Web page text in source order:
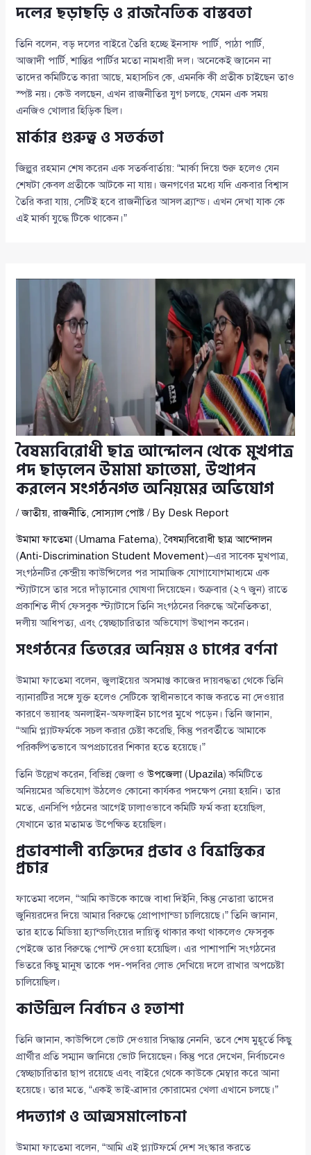
দলের ছড়াছড়ি ও রাজনৈতিক বাস্তবতা
তিনি বলেন, বড় দলের বাইরে তৈরি হচ্ছে ইনসাফ পার্টি, পাঠা পার্টি,
আজাদী পার্টি, শান্তির পার্টির মতো নামধারী দল। অনেকেই জানেন না
তাদের কমিটিতে কারা আছে, মহাসচিব কে, এমনকি কী প্রতীক চাইছেন তাও
স্পষ্ট নয়। কেউ বলছেন, এখন রাজনীতির যুগ চলছে, যেমন এক সময়
এনজিও খোলার হিড়িক ছিল।
মার্কার গুরুত্ব ও সতর্কতা
জিল্লুর রহমান শেষ করেন এক সতর্কবার্তায়: “মার্কা দিয়ে শুরু হলেও যেন
শেষটা কেবল প্রতীকে আটকে না যায়। জনগণের মধ্যে যদি একবার বিশ্বাস
তৈরি করা যায়, সেটিই হবে রাজনীতির আসল ব্র্যান্ড। এখন দেখা যাক কে
এই মার্কা যুদ্ধে টিকে থাকেন।”
বৈষম্যবিরোধী ছাত্র আন্দোলন থেকে মুখপাত্র
পদ ছাড়লেন উমামা ফাতেমা, উত্থাপন
করলেন সংগঠনগত অনিয়মের অভিযোগ
/জাতীয়,রাজনীতি,সোস্যাল পোষ্ট / By Desk Report
উমামা ফাতেমা(Umama Fatema),বৈষম্যবিরোধী ছাত্র আন্দোলন
(Anti-Discrimination Student Movement)–এর সাবেক মুখপাত্র,
সংগঠনটির কেন্দ্রীয় কাউন্সিলের পর সামাজিক যোগাযোগমাধ্যমে এক
স্ট্যাটাসে তার সরে দাঁড়ানোর ঘোষণা দিয়েছেন। শুক্রবার (২৭ জুন) রাতে
প্রকাশিত দীর্ঘ ফেসবুক স্ট্যাটাসে তিনি সংগঠনের বিরুদ্ধে অনৈতিকতা,
দলীয় আধিপত্য, এবং স্বেচ্ছাচারিতার অভিযোগ উত্থাপন করেন।
সংগঠনের ভিতরের অনিয়ম ও চাপের বর্ণনা
উমামা ফাতেমা বলেন, জুলাইয়ের অসমাপ্ত কাজের দায়বদ্ধতা থেকে তিনি
ব্যানারটির সঙ্গে যুক্ত হলেও সেটিকে স্বাধীনভাবে কাজ করতে না দেওয়ার
কারণে ভয়াবহ অনলাইন-অফলাইন চাপের মুখে পড়েন। তিনি জানান,
“আমি প্ল্যাটফর্মকে সচল করার চেষ্টা করেছি, কিন্তু পরবর্তীতে আমাকে
পরিকল্পিতভাবে অপপ্রচারের শিকার হতে হয়েছে।”
তিনি উল্লেখ করেন, বিভিন্ন জেলা ওউপজেলা(Upazila) কমিটিতে
অনিয়মের অভিযোগ উঠলেও কোনো কার্যকর পদক্ষেপ নেয়া হয়নি। তার
মতে, এনসিপি গঠনের আগেই ঢালাওভাবে কমিটি ফর্ম করা হয়েছিল,
যেখানে তার মতামত উপেক্ষিত হয়েছিল।
প্রভাবশালী ব্যক্তিদের প্রভাব ও বিভ্রান্তিকর
প্রচার
ফাতেমা বলেন, “আমি কাউকে কাজে বাধা দিইনি, কিন্তু নেতারা তাদের
জুনিয়রদের দিয়ে আমার বিরুদ্ধে প্রোপাগান্ডা চালিয়েছে।” তিনি জানান,
তার হাতে মিডিয়া হ্যান্ডলিংয়ের দায়িত্ব থাকার কথা থাকলেও ফেসবুক
পেইজে তার বিরুদ্ধে পোস্ট দেওয়া হয়েছিল। এর পাশাপাশি সংগঠনের
ভিতরে কিছু মানুষ তাকে পদ-পদবির লোভ দেখিয়ে দলে রাখার অপচেষ্টা
চালিয়েছিল।
কাউন্সিল নির্বাচন ও হতাশা
তিনি জানান, কাউন্সিলে ভোট দেওয়ার সিদ্ধান্ত নেননি, তবে শেষ মুহূর্তে কিছু
প্রার্থীর প্রতি সম্মান জানিয়ে ভোট দিয়েছেন। কিন্তু পরে দেখেন, নির্বাচনেও
স্বেচ্ছাচারিতার ছাপ রয়েছে এবং বাইরে থেকে কাউকে মেম্বার করে আনা
হয়েছে। তার মতে, “একই ভাই-ব্রাদার কোরামের খেলা এখানে চলছে।”
পদত্যাগ ও আত্মসমালোচনা
উমামা ফাতেমা বলেন, “আমি এই প্ল্যাটফর্মে দেশ সংস্কার করতে